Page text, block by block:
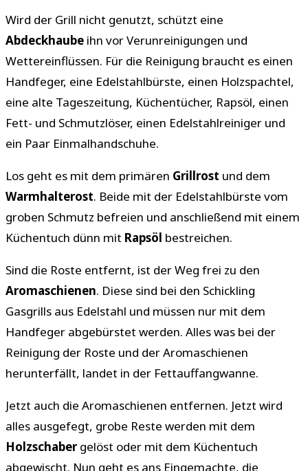
Wird der Grill nicht genutzt, schützt eine
Abdeckhaube ihn vor Verunreinigungen und
Wettereinflüssen. Für die Reinigung braucht es einen
Handfeger, eine Edelstahlbürste, einen Holzspachtel,
eine alte Tageszeitung, Küchentücher, Rapsöl, einen
Fett- und Schmutzlöser, einen Edelstahlreiniger und
ein Paar Einmalhandschuhe.
Los geht es mit dem primären Grillrost und dem
Warmhalterost. Beide mit der Edelstahlbürste vom
groben Schmutz befreien und anschließend mit einem
Küchentuch dünn mit Rapsöl bestreichen.
Sind die Roste entfernt, ist der Weg frei zu den
Aromaschienen. Diese sind bei den Schickling
Gasgrills aus Edelstahl und müssen nur mit dem
Handfeger abgebürstet werden. Alles was bei der
Reinigung der Roste und der Aromaschienen
herunterfällt, landet in der Fettauffangwanne.
Jetzt auch die Aromaschienen entfernen. Jetzt wird
alles ausgefegt, grobe Reste werden mit dem
Holzschabergelöst oder mit dem Küchentuch
abgewischt. Nun geht es ans Eingemachte, die